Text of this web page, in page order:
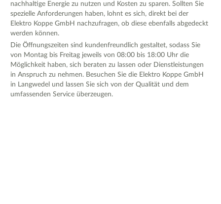
nachhaltige Energie zu nutzen und Kosten zu sparen. Sollten Sie
spezielle Anforderungen haben, lohnt es sich, direkt bei der
Elektro Koppe GmbH nachzufragen, ob diese ebenfalls abgedeckt
werden können.
Die Öffnungszeiten sind kundenfreundlich gestaltet, sodass Sie
von Montag bis Freitag jeweils von 08:00 bis 18:00 Uhr die
Möglichkeit haben, sich beraten zu lassen oder Dienstleistungen
in Anspruch zu nehmen. Besuchen Sie die Elektro Koppe GmbH
in Langwedel und lassen Sie sich von der Qualität und dem
umfassenden Service überzeugen.